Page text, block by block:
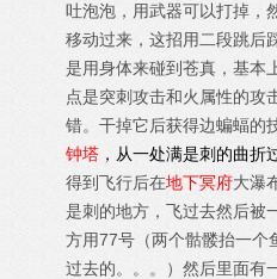
吐泡泡，用武器可以打掉，
移动过来，这招用二段跳后
是用身体来碰到苍真，基本
点是突刺攻击和火属性的攻
错。干掉它后获得边蝙蝠的
钟塔 ，从一处满是刺的曲折
得到飞行后在地下冥府大瀑
是刺的地方，飞过去然后被
方用77号（两个骷髅抬一个
过去的。。。）然后里面有